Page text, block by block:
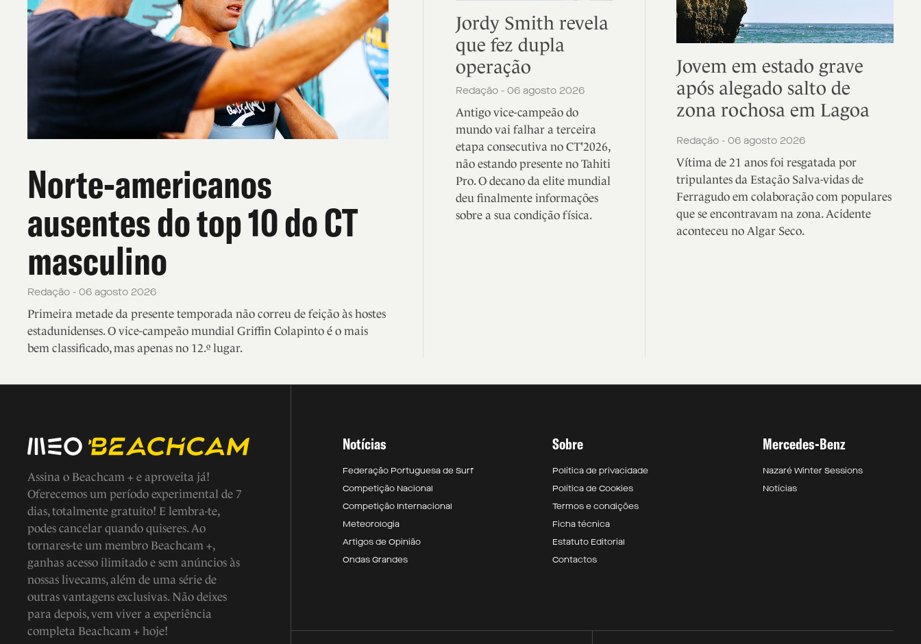
Norte-americanos
ausentes do top 10 do CT
masculino
Redação - 06 agosto 2026
Primeira metade da presente temporada não correu de feição às hostes
estadunidenses. O vice-campeão mundial Griffin Colapinto é o mais
bem classificado, mas apenas no 12.º lugar.
Jordy Smith revela
que fez dupla
operação
Redação - 06 agosto 2026
Antigo vice-campeão do
mundo vai falhar a terceira
etapa consecutiva no CT'2026,
não estando presente no Tahiti
Pro. O decano da elite mundial
deu finalmente informações
sobre a sua condição física.
Jovem em estado grave
após alegado salto de
zona rochosa em Lagoa
Redação - 06 agosto 2026
Vítima de 21 anos foi resgatada por
tripulantes da Estação Salva-vidas de
Ferragudo em colaboração com populares
que se encontravam na zona. Acidente
aconteceu no Algar Seco.
Assina o Beachcam + e aproveita já!
Oferecemos um período experimental de 7
dias, totalmente gratuito! E lembra-te,
podes cancelar quando quiseres. Ao
tornares-te um membro Beachcam +,
ganhas acesso ilimitado e sem anúncios às
nossas livecams, além de uma série de
outras vantagens exclusivas. Não deixes
para depois, vem viver a experiência
completa Beachcam + hoje!
Notícias
Federação Portuguesa de Surf
Competição Nacional
Competição Internacional
Meteorologia
Artigos de Opinião
Ondas Grandes
Sobre
Política de privacidade
Política de Cookies
Termos e condições
Ficha técnica
Estatuto Editorial
Contactos
Mercedes-Benz
Nazaré Winter Sessions
Notícias